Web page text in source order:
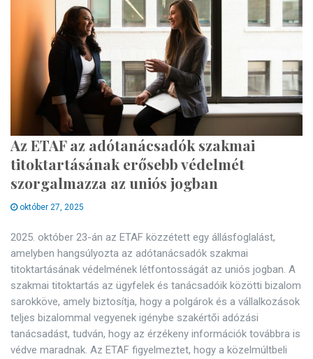
Az ETAF az adótanácsadók szakmai
titoktartásának erősebb védelmét
szorgalmazza az uniós jogban
október 27, 2025
2025. október 23-án az ETAF közzétett egy állásfoglalást,
amelyben hangsúlyozta az adótanácsadók szakmai
titoktartásának védelmének létfontosságát az uniós jogban. A
szakmai titoktartás az ügyfelek és tanácsadóik közötti bizalom
sarokköve, amely biztosítja, hogy a polgárok és a vállalkozások
teljes bizalommal vegyenek igénybe szakértői adózási
tanácsadást, tudván, hogy az érzékeny információk továbbra is
védve maradnak. Az ETAF figyelmeztet, hogy a közelmúltbeli